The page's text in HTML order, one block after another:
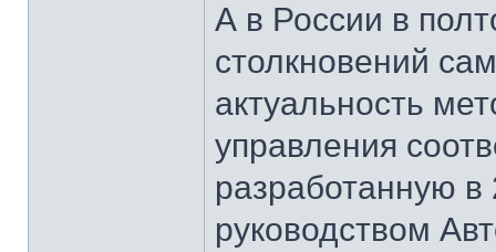
А в России в
столкновений
актуальность
управления
разработанную
руководством